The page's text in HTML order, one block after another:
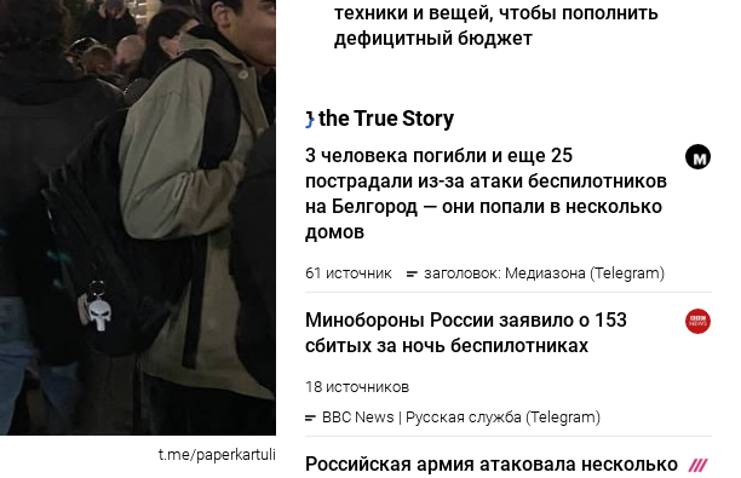
t.me/paperkartuli
техники и вещей, чтобы пополнить
дефицитный бюджет